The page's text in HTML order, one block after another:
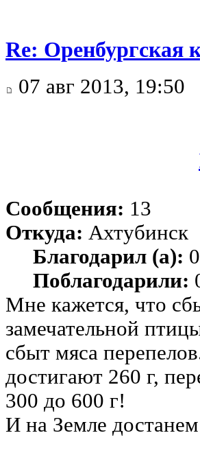
Re: Оренбургская
07 авг 2013, 19:50
Сообщения: 13
Откуда: Ахтубинск
Благодарил (а):
Поблагодарили:
Мне кажется, что
замечательной
сбыт мяса
достигают 260 г,
300 до 600 г!
И на Земле достанем